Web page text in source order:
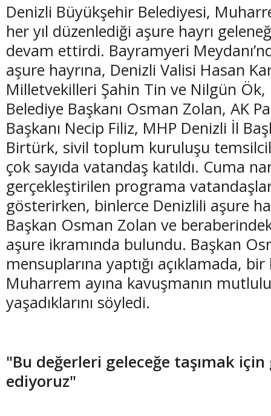
Denizli Büyükşehir Belediyesi,
her yıl düzenlediği aşure hayrı
devam ettirdi. Bayramyeri
aşure hayrına, Denizli Valisi Hasan
Milletvekilleri Şahin Tin ve Nilgün Ök,
Belediye Başkanı Osman Zolan, AK
Başkanı Necip Filiz, MHP Denizli İl
Birtürk, sivil toplum kuruluşu
çok sayıda vatandaş katıldı. Cuma
gerçekleştirilen programa
gösterirken, binlerce Denizlili aşure
Başkan Osman Zolan ve
aşure ikramında bulundu. Başkan
mensuplarına yaptığı açıklamada,
Muharrem ayına kavuşmanın
yaşadıklarını söyledi.
"Bu değerleri geleceğe taşımak
ediyoruz"
(20 Şubat - 20 Mart)
Balık Burcunun 08.08.2026 Günlük Yorumu
(21 Mart - 20
Koç